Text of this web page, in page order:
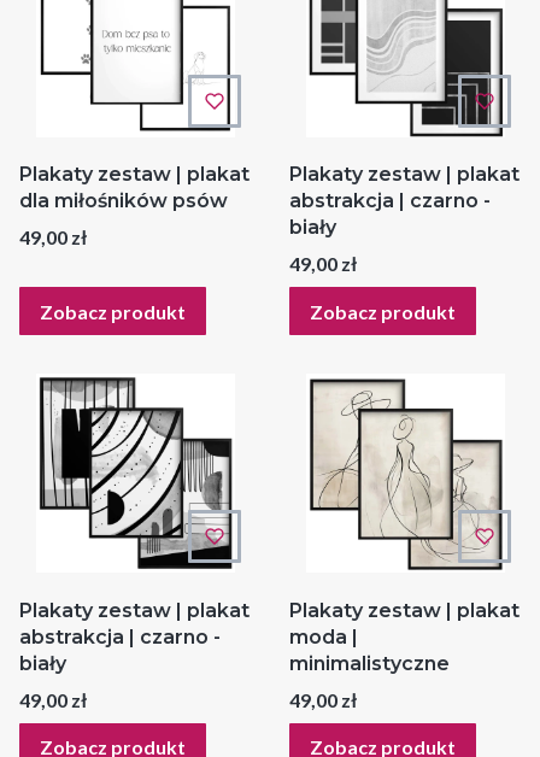
Plakaty zestaw | plakat
dla miłośników psów
Cena
49,00 zł
Zobacz produkt
Plakaty zestaw | plakat
abstrakcja | czarno -
biały
Cena
49,00 zł
Zobacz produkt
Plakaty zestaw | plakat
abstrakcja | czarno -
biały
Cena
49,00 zł
Zobacz produkt
Plakaty zestaw | plakat
moda |
minimalistyczne
Cena
49,00 zł
Zobacz produkt